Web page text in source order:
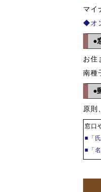
マイ
◆オ
●
お住
南種
●
原則
窓口
■「
■「